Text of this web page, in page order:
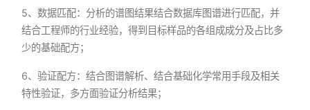
5、数据匹配：分析的谱图结果结合数据库图谱进行匹配，并
结合工程师的行业经验，得到目标样品的各组成成分及占比多
少的基础配方；
6、验证配方：结合图谱解析、结合基础化学常用手段及相关
特性验证，多方面验证分析结果；